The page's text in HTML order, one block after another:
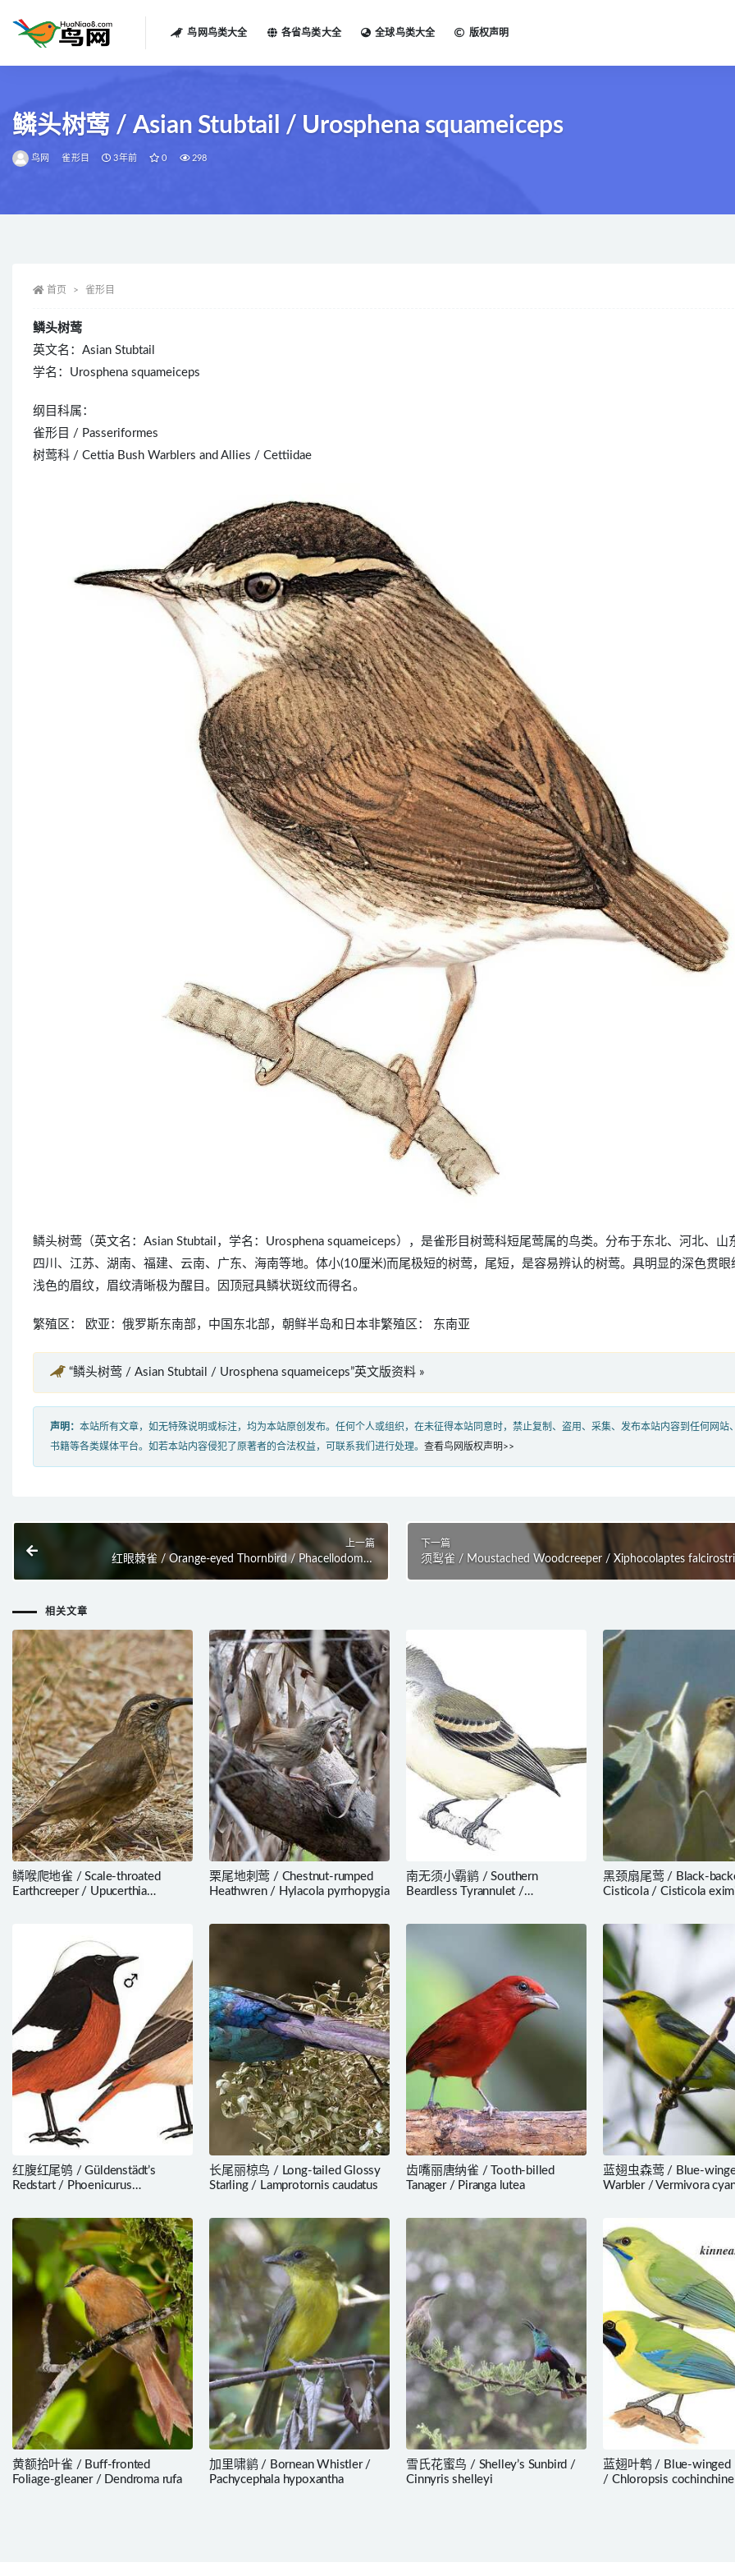
鸟网鸟类大全 各省鸟类大全 全球鸟类大全 版权声明
鳞头树莺 / Asian Stubtail / Urosphena squameiceps
鸟网 雀形目 3年前 0 298
首页 雀形目
鳞头树莺
英文名：Asian Stubtail
学名：Urosphena squameiceps
纲目科属：
雀形目 / Passeriformes
树莺科 / Cettia Bush Warblers and Allies / Cettiidae
鳞头树莺（英文名：Asian Stubtail，学名：Urosphena squameiceps），是雀形目树莺科短尾莺属的鸟类。分布于东北、河北、山
四川、江苏、湖南、福建、云南、广东、海南等地。体小(10厘米)而尾极短的树莺，尾短，是容易辨认的树莺。具明显的深色贯眼
浅色的眉纹，眉纹清晰极为醒目。因顶冠具鳞状斑纹而得名。
繁殖区： 欧亚：俄罗斯东南部，中国东北部，朝鲜半岛和日本非繁殖区： 东南亚
“鳞头树莺 / Asian Stubtail / Urosphena squameiceps”英文版资料 »
声明： 本站所有文章，如无特殊说明或标注，均为本站原创发布。任何个人或组织，在未征得本站同意时，禁止复制、盗用、采集、发布本站内容到任何网站
书籍等各类媒体平台。如若本站内容侵犯了原著者的合法权益，可联系我们进行处理。 查看鸟网版权声明>>
上一篇
红眼棘雀 / Orange-eyed Thornbird / Phacellodomus
erythrophthalmus
下一篇
须䴕雀 / Moustached Woodcreeper / Xiphocolaptes
相关文章
鳞喉爬地雀 / Scale-throated
Earthcreeper / Upucerthia
栗尾地刺莺 / Chestnut-rumped
Heathwren / Hylacola pyrrhopygia
南无须小霸鹟 / Southern
Beardless Tyrannulet /
黑颈扇尾莺 / Black-
Cisticola / Cisticola
红腹红尾鸲 / Güldenstädt’s
Redstart / Phoenicurus
长尾丽椋鸟 / Long-tailed Glossy
Starling / Lamprotornis caudatus
齿嘴丽唐纳雀 / Tooth-billed
Tanager / Piranga lutea
蓝翅虫森莺 / Blue-
Warbler / Vermivora
黄额拾叶雀 / Buff-fronted
Foliage-gleaner / Dendroma rufa
加里啸鹟 / Bornean Whistler /
Pachycephala hypoxantha
雪氏花蜜鸟 / Shelley’s Sunbird /
Cinnyris shelleyi
蓝翅叶鹎 / Blue-winged
/ Chloropsis